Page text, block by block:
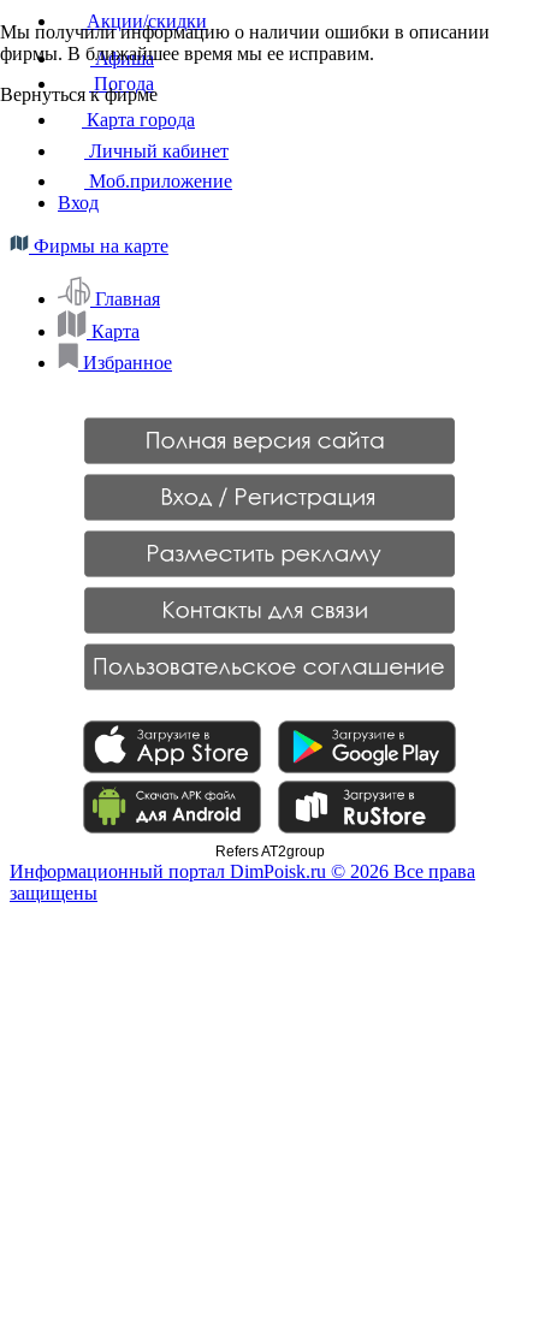
Мы получили информацию о наличии ошибки в описании
фирмы. В ближайшее время мы ее исправим.
Вернуться к фирме
Акции/скидки
Афиша
Погода
Карта города
Личный кабинет
Моб.приложение
Вход
Фирмы на карте
Главная
Карта
Избранное
Refers AT2group
Информационный портал DimPoisk.ru © 2026 Все права
защищены